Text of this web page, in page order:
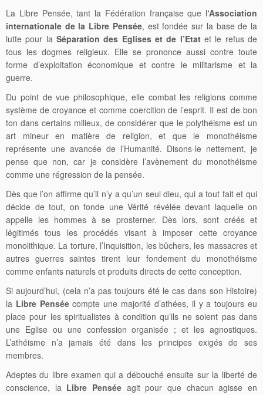
La Libre Pensée, tant la Fédération française que l‘Association
internationale de la Libre Pensée, est fondée sur la base de la
lutte pour la Séparation des Eglises et de l’Etatet le refus de
tous les dogmes religieux. Elle se prononce aussi contre toute
forme d’exploitation économique et contre le militarisme et la
guerre.
Du point de vue philosophique, elle combat les religions comme
système de croyance et comme coercition de l’esprit. Il est de bon
ton dans certains milieux, de considérer que le polythéisme est un
art mineur en matière de religion, et que le monothéisme
représente une avancée de l’Humanité. Disons-le nettement, je
pense que non, car je considère l’avènement du monothéisme
comme une régression de la pensée.
Dès que l’on affirme qu’il n’y a qu’un seul dieu, qui a tout fait et qui
décide de tout, on fonde une Vérité révélée devant laquelle on
appelle les hommes à se prosterner. Dès lors, sont créés et
légitimés tous les procédés visant à imposer cette croyance
monolithique. La torture, l’Inquisition, les bûchers, les massacres et
autres guerres saintes tirent leur fondement du monothéisme
comme enfants naturels et produits directs de cette conception.
Si aujourd’hui, (cela n’a pas toujours été le cas dans son Histoire)
la Libre Penséecompte une majorité d’athées, il y a toujours eu
place pour les spiritualistes à condition qu’ils ne soient pas dans
une Eglise ou une confession organisée ; et les agnostiques.
L’athéisme n’a jamais été dans les principes exigés de ses
membres.
Adeptes du libre examen qui a débouché ensuite sur la liberté de
conscience, la Libre Pensée agit pour que chacun agisse en